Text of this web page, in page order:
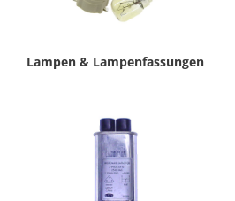
Lampen & Lampenfassungen